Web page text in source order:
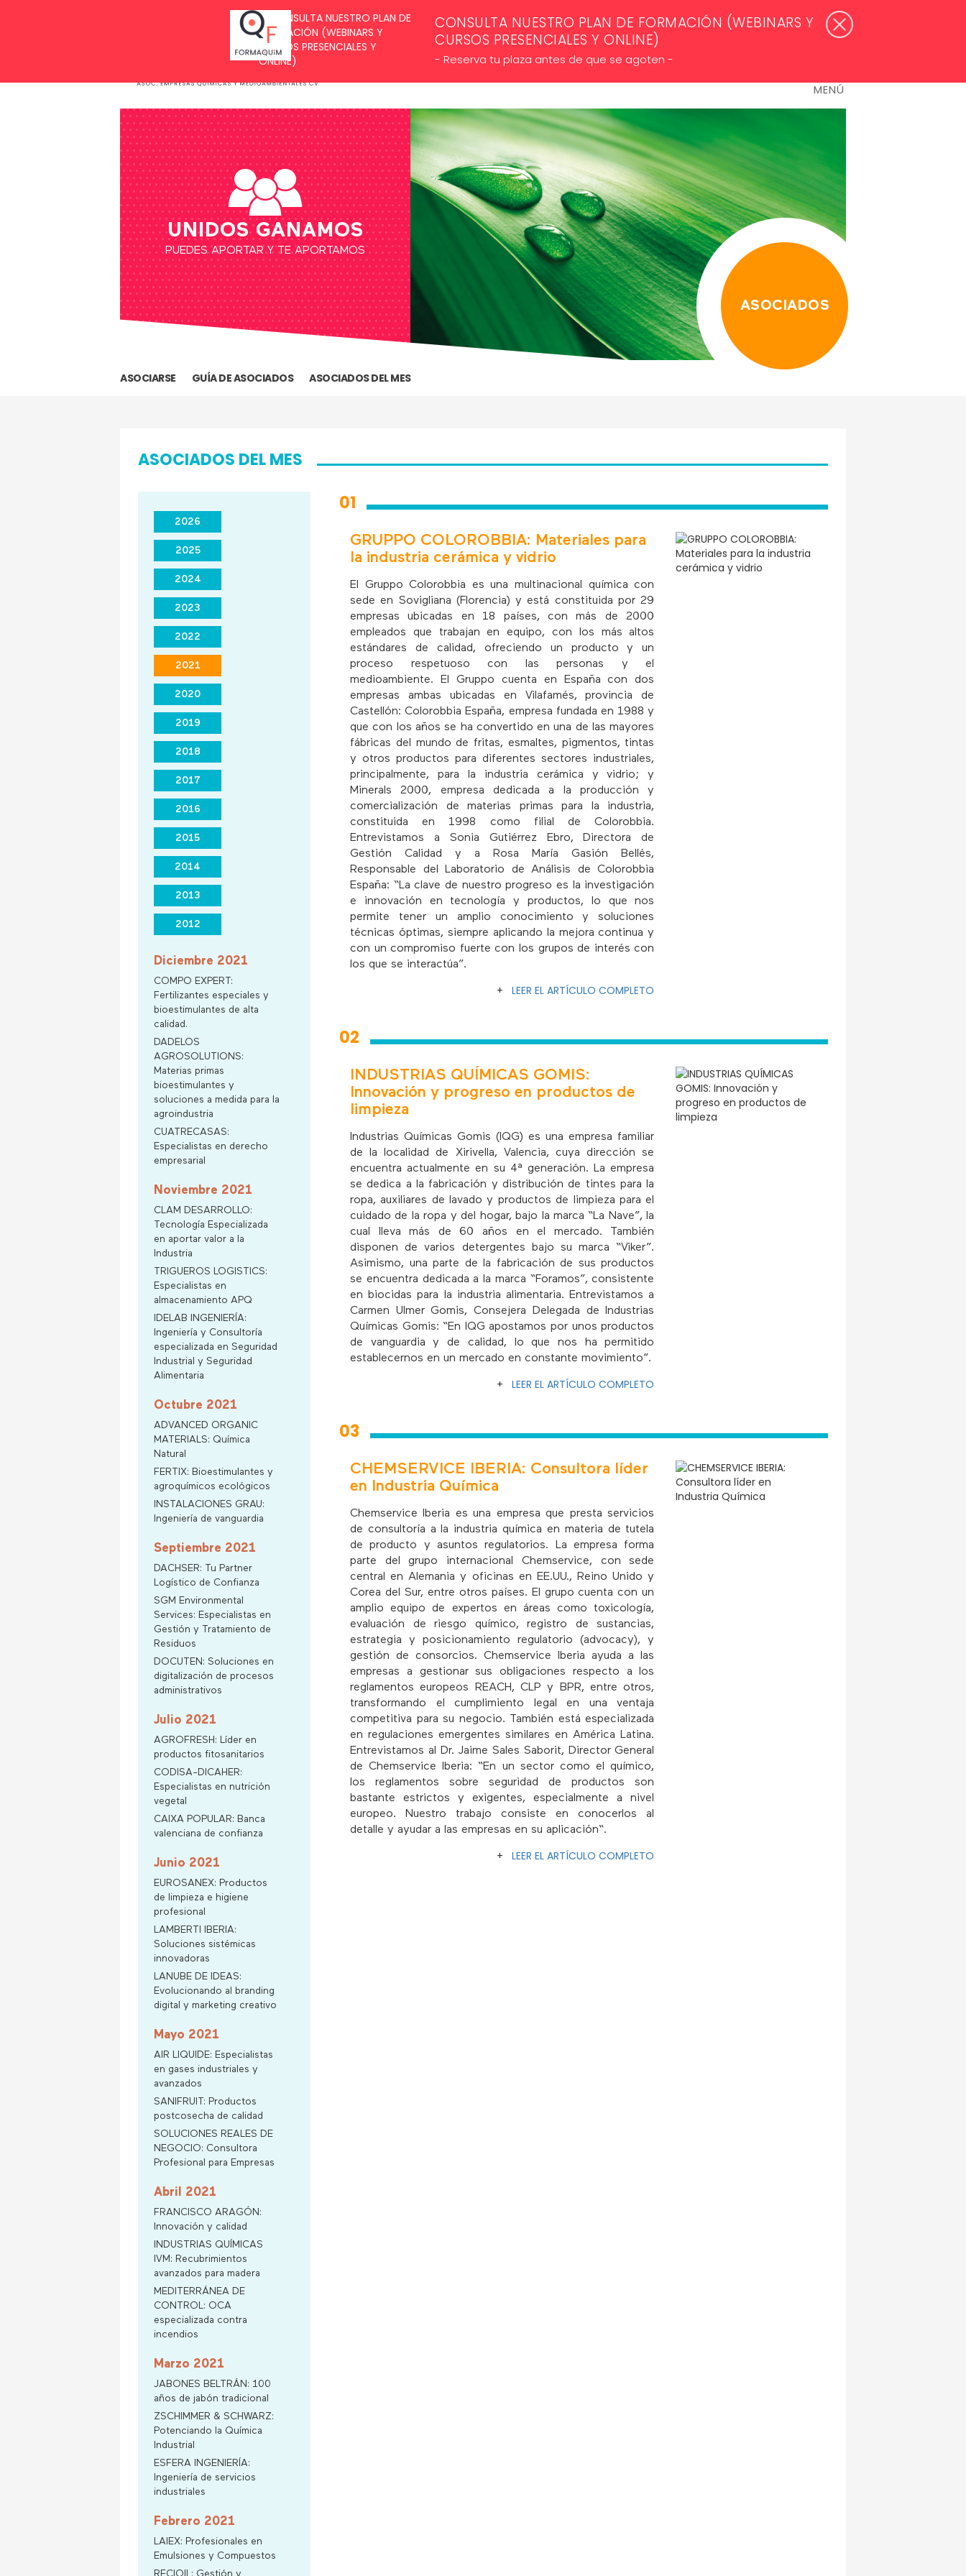
CONSULTA NUESTRO PLAN DE FORMACIÓN (WEBINARS Y
CURSOS PRESENCIALES Y ONLINE)
- Reserva tu plaza antes de que se agoten -
BUZÓN DE SUGERENCIAS
MENÚ
UNIDOS GANAMOS
PUEDES APORTAR Y TE APORTAMOS
ASOCIADOS
ASOCIARSE GUÍA DE ASOCIADOS ASOCIADOS DEL MES
ASOCIADOS DEL MES
2026
2025
2024
2023
2022
2021
2020
2019
2018
2017
2016
2015
2014
2013
2012
Diciembre 2021
COMPO EXPERT:
Fertilizantes especiales y
bioestimulantes de alta
calidad.
DADELOS
AGROSOLUTIONS:
Materias primas
bioestimulantes y
soluciones a medida para la
agroindustria
CUATRECASAS:
Especialistas en derecho
empresarial
Noviembre 2021
CLAM DESARROLLO:
Tecnología Especializada
en aportar valor a la
Industria
TRIGUEROS LOGISTICS:
Especialistas en
almacenamiento APQ
IDELAB INGENIERÍA:
Ingeniería y Consultoría
especializada en Seguridad
Industrial y Seguridad
Alimentaria
Octubre 2021
ADVANCED ORGANIC
MATERIALS: Química
Natural
FERTIX: Bioestimulantes y
agroquímicos ecológicos
INSTALACIONES GRAU:
Ingeniería de vanguardia
Septiembre 2021
DACHSER: Tu Partner
Logístico de Confianza
SGM Environmental
Services: Especialistas en
Gestión y Tratamiento de
Residuos
DOCUTEN: Soluciones en
digitalización de procesos
administrativos
Julio 2021
AGROFRESH: Líder en
productos fitosanitarios
CODISA-DICAHER:
Especialistas en nutrición
vegetal
CAIXA POPULAR: Banca
valenciana de confianza
Junio 2021
EUROSANEX: Productos
de limpieza e higiene
profesional
LAMBERTI IBERIA:
Soluciones sistémicas
innovadoras
LANUBE DE IDEAS:
Evolucionando al branding
digital y marketing creativo
Mayo 2021
AIR LIQUIDE: Especialistas
en gases industriales y
avanzados
SANIFRUIT: Productos
postcosecha de calidad
SOLUCIONES REALES DE
NEGOCIO: Consultora
Profesional para Empresas
Abril 2021
FRANCISCO ARAGÓN:
Innovación y calidad
INDUSTRIAS QUÍMICAS
IVM: Recubrimientos
avanzados para madera
MEDITERRÁNEA DE
CONTROL: OCA
especializada contra
incendios
Marzo 2021
JABONES BELTRÁN: 100
años de jabón tradicional
ZSCHIMMER & SCHWARZ:
Potenciando la Química
Industrial
ESFERA INGENIERÍA:
Ingeniería de servicios
industriales
Febrero 2021
LAIEX: Profesionales en
Emulsiones y Compuestos
RECIOIL: Gestión y
01
GRUPPO COLOROBBIA: Materiales para
la industria cerámica y vidrio
El Gruppo Colorobbia es una multinacional química con
sede en Sovigliana (Florencia) y está constituida por 29
empresas ubicadas en 18 países, con más de 2000
empleados que trabajan en equipo, con los más altos
estándares de calidad, ofreciendo un producto y un
proceso respetuoso con las personas y el
medioambiente. El Gruppo cuenta en España con dos
empresas ambas ubicadas en Vilafamés, provincia de
Castellón: Colorobbia España, empresa fundada en 1988 y
que con los años se ha convertido en una de las mayores
fábricas del mundo de fritas, esmaltes, pigmentos, tintas
y otros productos para diferentes sectores industriales,
principalmente, para la industria cerámica y vidrio; y
Minerals 2000, empresa dedicada a la producción y
comercialización de materias primas para la industria,
constituida en 1998 como filial de Colorobbia.
Entrevistamos a Sonia Gutiérrez Ebro, Directora de
Gestión Calidad y a Rosa María Gasión Bellés,
Responsable del Laboratorio de Análisis de Colorobbia
España: “La clave de nuestro progreso es la investigación
e innovación en tecnología y productos, lo que nos
permite tener un amplio conocimiento y soluciones
técnicas óptimas, siempre aplicando la mejora continua y
con un compromiso fuerte con los grupos de interés con
los que se interactúa”.
+ LEER EL ARTÍCULO COMPLETO
02
INDUSTRIAS QUÍMICAS GOMIS:
Innovación y progreso en productos de
limpieza
Industrias Químicas Gomis (IQG) es una empresa familiar
de la localidad de Xirivella, Valencia, cuya dirección se
encuentra actualmente en su 4ª generación. La empresa
se dedica a la fabricación y distribución de tintes para la
ropa, auxiliares de lavado y productos de limpieza para el
cuidado de la ropa y del hogar, bajo la marca “La Nave”, la
cual lleva más de 60 años en el mercado. También
disponen de varios detergentes bajo su marca “Viker”.
Asimismo, una parte de la fabricación de sus productos
se encuentra dedicada a la marca “Foramos”, consistente
en biocidas para la industria alimentaria. Entrevistamos a
Carmen Ulmer Gomis, Consejera Delegada de Industrias
Químicas Gomis: “En IQG apostamos por unos productos
de vanguardia y de calidad, lo que nos ha permitido
establecernos en un mercado en constante movimiento”.
+ LEER EL ARTÍCULO COMPLETO
03
CHEMSERVICE IBERIA: Consultora líder
en Industria Química
Chemservice Iberia es una empresa que presta servicios
de consultoría a la industria química en materia de tutela
de producto y asuntos regulatorios. La empresa forma
parte del grupo internacional Chemservice, con sede
central en Alemania y oficinas en EE.UU., Reino Unido y
Corea del Sur, entre otros países. El grupo cuenta con un
amplio equipo de expertos en áreas como toxicología,
evaluación de riesgo químico, registro de sustancias,
estrategia y posicionamiento regulatorio (advocacy), y
gestión de consorcios. Chemservice Iberia ayuda a las
empresas a gestionar sus obligaciones respecto a los
reglamentos europeos REACH, CLP y BPR, entre otros,
transformando el cumplimiento legal en una ventaja
competitiva para su negocio. También está especializada
en regulaciones emergentes similares en América Latina.
Entrevistamos al Dr. Jaime Sales Saborit, Director General
de Chemservice Iberia: “En un sector como el químico,
los reglamentos sobre seguridad de productos son
bastante estrictos y exigentes, especialmente a nivel
europeo. Nuestro trabajo consiste en conocerlos al
detalle y ayudar a las empresas en su aplicación“.
+ LEER EL ARTÍCULO COMPLETO